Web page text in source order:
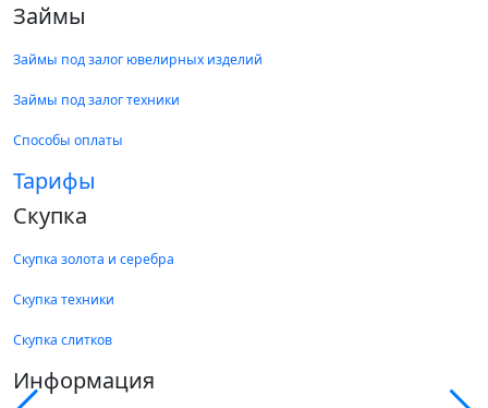
Займы
Займы под залог ювелирных изделий
Займы под залог техники
Способы оплаты
Тарифы
Скупка
Скупка золота и серебра
Скупка техники
Скупка слитков
Информация